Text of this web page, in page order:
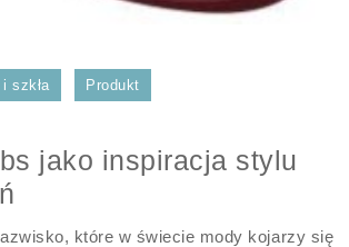
szkła Produkt
jako inspiracja stylu
które w świecie mody kojarzy się